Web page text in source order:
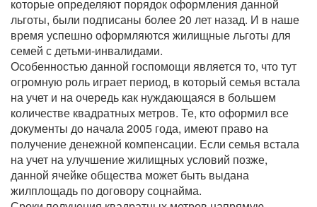
которые определяют порядок оформления данной
льготы, были подписаны более 20 лет назад. И в наше
время успешно оформляются жилищные льготы для
семей с детьми-инвалидами.
Особенностью данной госпомощи является то, что тут
огромную роль играет период, в который семья встала
на учет и на очередь как нуждающаяся в большем
количестве квадратных метров. Те, кто оформил все
документы до начала 2005 года, имеют право на
получение денежной компенсации. Если семья встала
на учет на улучшение жилищных условий позже,
данной ячейке общества может быть выдана
жилплощадь по договору соцнайма.